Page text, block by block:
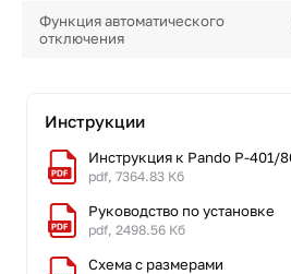
Функция автоматического
отключения
Инструкции
Инструкция к Pando P-401/
pdf, 7364.83 Кб
Руководство по установке
pdf, 2498.56 Кб
Схема с размерами